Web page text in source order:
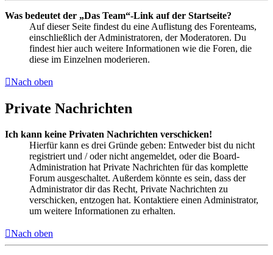
Was bedeutet der „Das Team“-Link auf der Startseite?
Auf dieser Seite findest du eine Auflistung des Forenteams,
einschließlich der Administratoren, der Moderatoren. Du
findest hier auch weitere Informationen wie die Foren, die
diese im Einzelnen moderieren.
Nach oben
Private Nachrichten
Ich kann keine Privaten Nachrichten verschicken!
Hierfür kann es drei Gründe geben: Entweder bist du nicht
registriert und / oder nicht angemeldet, oder die Board-
Administration hat Private Nachrichten für das komplette
Forum ausgeschaltet. Außerdem könnte es sein, dass der
Administrator dir das Recht, Private Nachrichten zu
verschicken, entzogen hat. Kontaktiere einen Administrator,
um weitere Informationen zu erhalten.
Nach oben